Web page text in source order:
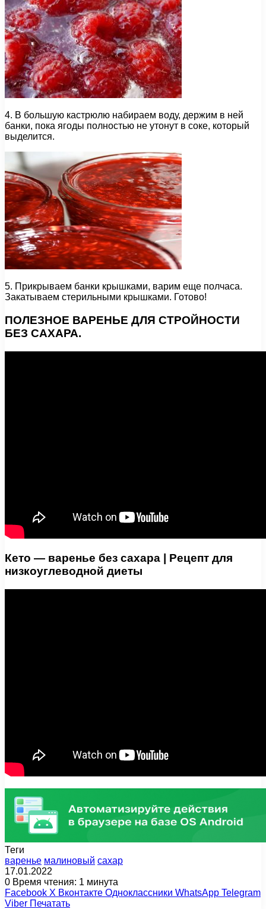
4. В большую кастрюлю набираем воду, держим в ней
банки, пока ягоды полностью не утонут в соке, который
выделится.
5. Прикрываем банки крышками, варим еще полчаса.
Закатываем стерильными крышками. Готово!
ПОЛЕЗНОЕ ВАРЕНЬЕ ДЛЯ СТРОЙНОСТИ
БЕЗ САХАРА.
Кето — варенье без сахара | Рецепт для
низкоуглеводной диеты
Теги
варенье малиновый сахар
17.01.2022
0 Время чтения: 1 минута
Facebook X Вконтакте Одноклассники WhatsApp Telegram
Viber Печатать